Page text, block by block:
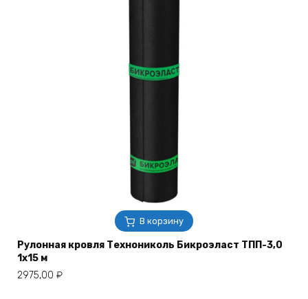
В корзину
Рулонная кровля Технониколь Бикроэласт ТПП-3,0
1х15 м
2975,00 ₽